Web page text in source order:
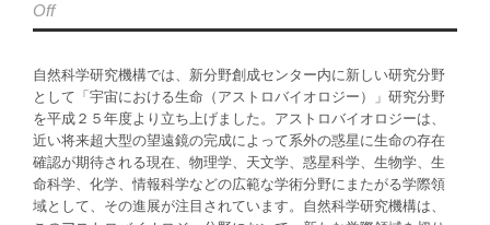
Off
自然科学研究機構では、新分野創成センター内に新しい研究分野
として「宇宙における生命（アストロバイオロジー）」研究分野
を平成２５年度より立ち上げました。アストロバイオロジーは、
近い将来超大型の望遠鏡の完成によって系外の惑星に生命の存在
確認が期待される現在、物理学、天文学、惑星科学、生物学、生
命科学、化学、情報科学などの広範な学術分野にまたがる学際領
域として、その進展が注目されています。自然科学研究機構は、